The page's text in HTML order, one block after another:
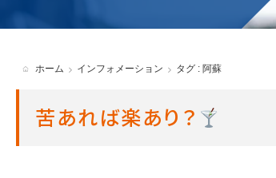
ホーム インフォメーション タグ : 阿蘇
苦あれば楽あり？